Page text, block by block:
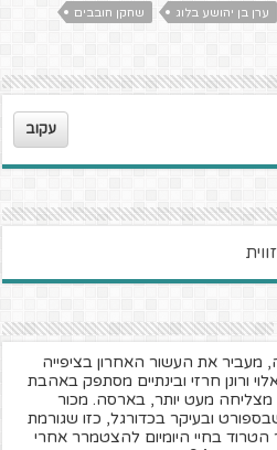
ערן בן יהושע בלוג שחקן חובבים
עקוב
מעביר את העשור האחרון בציפייה
ורונן חרזי ובינתיים מסתפק באהבת
מצליחה מעט יותר, בארסה. מכור
ובעיקר בכדורגל, כזו שגורמת
בחיי היומיום להצטמרר אחרי